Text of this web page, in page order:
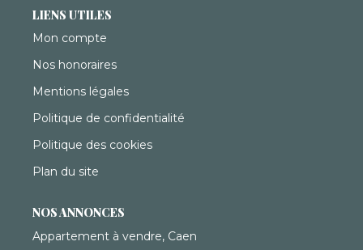
LIENS UTILES
Mon compte
Nos honoraires
Mentions légales
Politique de confidentialité
Politique des cookies
Plan du site
NOS ANNONCES
Appartement à vendre, Caen